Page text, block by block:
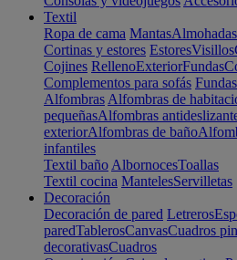
Textil
Ropa de cama MantasAlmohadas
Cortinas y estores EstoresVisillos
Cojines RellenoExteriorFundas
Complementos para sofás
Alfombras Alfombras de
pequeñasAlfombras
exteriorAlfombras de baño
infantiles
Textil baño AlbornocesToallas
Textil cocina MantelesServilletas
Decoración
Decoración de pared Letreros
paredTablerosCanvasCuadros
decorativasCuadros